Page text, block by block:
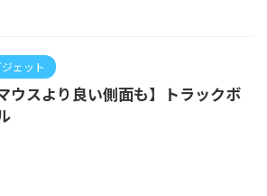
ェット
マウスより良い側面も】トラックボ